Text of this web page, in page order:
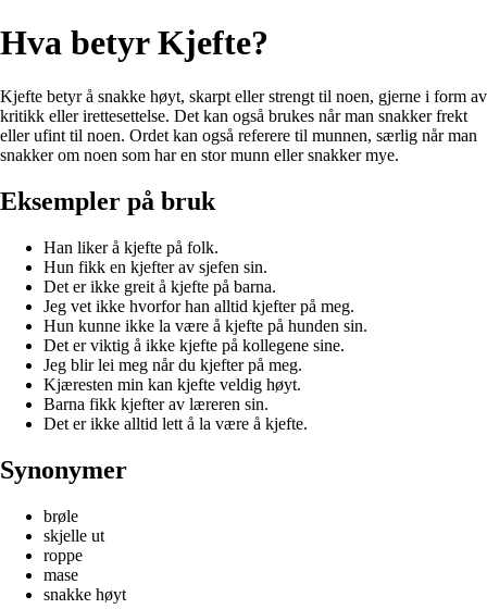
Hva betyr Kjefte?
Kjefte betyr å snakke høyt, skarpt eller strengt til noen, gjerne i form av
kritikk eller irettesettelse. Det kan også brukes når man snakker frekt
eller ufint til noen. Ordet kan også referere til munnen, særlig når man
snakker om noen som har en stor munn eller snakker mye.
Eksempler på bruk
Han liker å kjefte på folk.
Hun fikk en kjefter av sjefen sin.
Det er ikke greit å kjefte på barna.
Jeg vet ikke hvorfor han alltid kjefter på meg.
Hun kunne ikke la være å kjefte på hunden sin.
Det er viktig å ikke kjefte på kollegene sine.
Jeg blir lei meg når du kjefter på meg.
Kjæresten min kan kjefte veldig høyt.
Barna fikk kjefter av læreren sin.
Det er ikke alltid lett å la være å kjefte.
Synonymer
brøle
skjelle ut
roppe
mase
snakke høyt